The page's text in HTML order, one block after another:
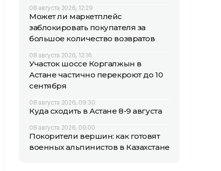
08 августа 2026, 12:29
Может ли маркетплейс
заблокировать покупателя за
большое количество возвратов
08 августа 2026, 12:16
Участок шоссе Коргалжын в
Астане частично перекроют до 10
сентября
08 августа 2026, 09:30
Куда сходить в Астане 8-9 августа
08 августа 2026, 09:00
Покорители вершин: как готовят
военных альпинистов в Казахстане